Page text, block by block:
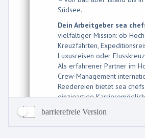
barrierefreie Version